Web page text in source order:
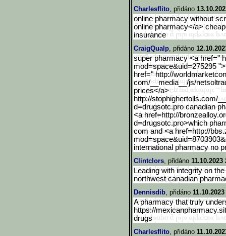
Charlesflito, přidáno
online pharmacy without
online pharmacy</a>
insurance
CraigQualp, přidáno
super pharmacy <a href="
mod=space&uid=275295
href=" http://
com/__media__/js/
prices</a>
http://stophighertolls.com/
d=drugsotc.pro canadian
<a href=http://
d=drugsotc.pro>which
com and <a href=http://
mod=space&uid=8703903&
international pharmacy no
Clintclors, přidáno 11.10.2023
Leading with integrity on
northwest canadian
Dennisdib, přidáno
A pharmacy that truly
https://
drugs
Charlesflito, přidáno